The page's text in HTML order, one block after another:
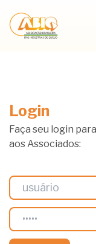
Login
Faça seu login
aos Associados: